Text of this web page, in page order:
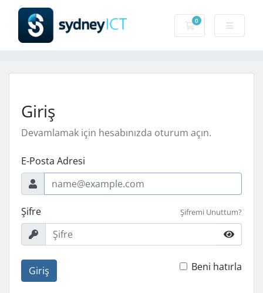
0
Sepet
Giriş
Devamlamak için hesabınızda oturum açın.
E-Posta Adresi
Şifre Şifremi Unuttum?
Giriş Beni hatırla